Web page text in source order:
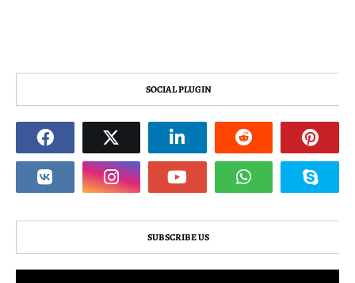
SOCIAL PLUGIN
SUBSCRIBE US